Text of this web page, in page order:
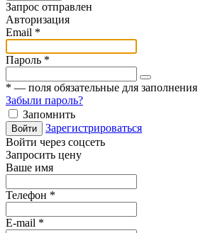
Запрос отправлен
Авторизация
Email *
Пароль *
* — поля обязательные для заполнения
Забыли пароль?
Запомнить
Войти
Зарегистрироваться
Войти через соцсеть
Запросить цену
Ваше имя
Телефон *
E-mail *